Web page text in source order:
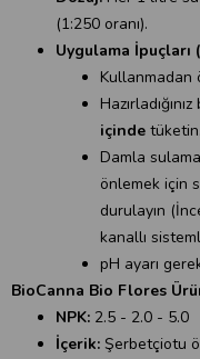
(1:250 oranı).
Uygulama İpuçları
Kullanmadan
içinde
Damla
önlemek için
durulayın
kanallı
pH ayarı
BioCanna Bio Flores
NPK: 2.5 - 2.0 - 5.0
İçerik: Şerbetçiotu